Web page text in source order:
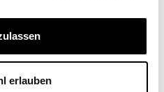
erlauben